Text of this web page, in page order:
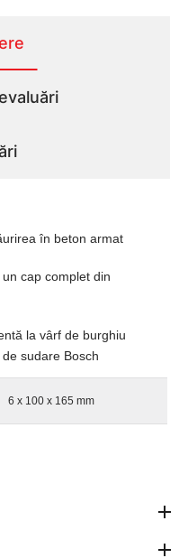
în beton armat
cap complet din
la vârf de burghiu
sudare Bosch
6 x 100 x 165 mm